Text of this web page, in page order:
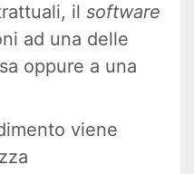
il software
ad una delle
oppure a una
viene